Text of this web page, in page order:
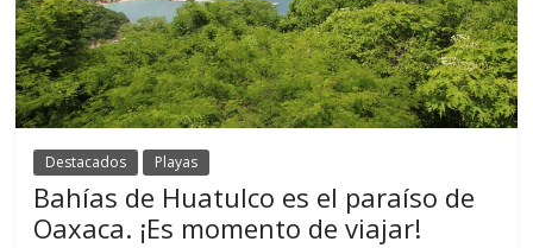
Destacados Playas
Bahías de Huatulco es el paraíso de
Oaxaca. ¡Es momento de viajar!